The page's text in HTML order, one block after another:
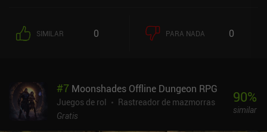
planta de la mazmorra está dividida en habitaciones, parece y se
siente como un gran mundo abierto, lo que personalmente me
predecesor, podemos equipar hasta cuatro armas y usarlas
indistintamente durante el combate. Esto permite algunos
escenarios de combate realmente divertidos, como golpear a un
SIMILAR 0 PARA NADA 0
#7 Moonshades Offline Dungeon RPG
Juegos de rol
Rastreador de mazmorras
Gratis
90%
similar